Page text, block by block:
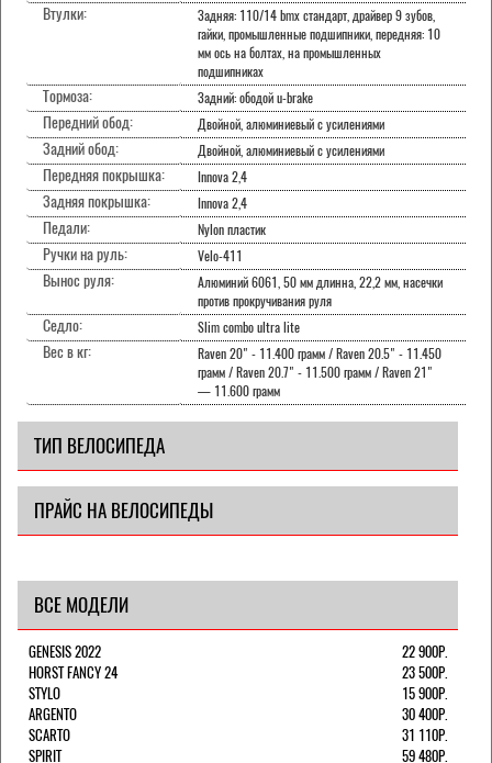
Втулки:
Задняя: 110/14 bmx стандарт, драйвер 9 зубов,
гайки, промышленные подшипники, передняя: 10
мм ось на болтах, на промышленных
подшипниках
Тормоза: Задний: ободой u-brake
Передний обод: Двойной, алюминиевый с усилениями
Задний обод: Двойной, алюминиевый с усилениями
Передняя покрышка: Innova 2,4
Задняя покрышка: Innova 2,4
Педали: Nylon пластик
Ручки на руль: Velo-411
Вынос руля:
Алюминий 6061, 50 мм длинна, 22,2 мм, насечки
против прокручивания руля
Седло: Slim combo ultra lite
Вес в кг:
Raven 20" - 11.400 грамм / Raven 20.5" - 11.450
грамм / Raven 20.7" - 11.500 грамм / Raven 21"
— 11.600 грамм
ТИП ВЕЛОСИПЕДА
ПРАЙС НА ВЕЛОСИПЕДЫ
ВСЕ МОДЕЛИ
GENESIS 2022
22 900Р.
HORST FANCY 24
23 500Р.
STYLO
15 900Р.
ARGENTO
30 400Р.
SCARTO
31 110Р.
SPIRIT
59 480Р.